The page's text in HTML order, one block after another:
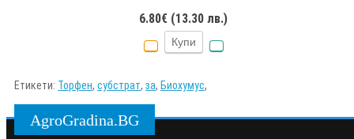
6.80€ (13.30 лв.)
Купи
Етикети: Торфен, субстрат, за, Биохумус,
AgroGradina.BG